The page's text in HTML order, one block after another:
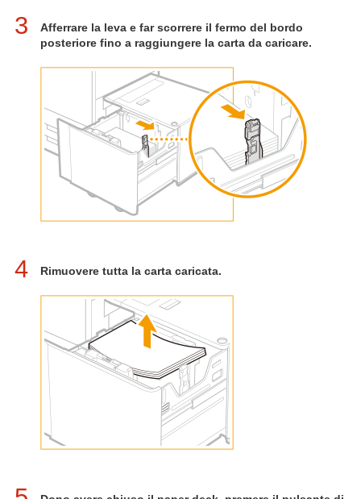
3
Afferrare la leva e far scorrere il fermo del bordo
posteriore fino a raggiungere la carta da caricare.
4 Rimuovere tutta la carta caricata.